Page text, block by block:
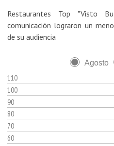
Restaurantes Top "Visto
comunicación lograron un
de su audiencia
Agosto
110
100
90
80
70
60